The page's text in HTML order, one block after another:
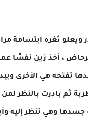
ويعلو ثغره ابتسامة
، أخذ زين نفسًا
تفتحه هي الأخرى
بادرت بالنظر لمن
جسدها وهي تنظر إليه